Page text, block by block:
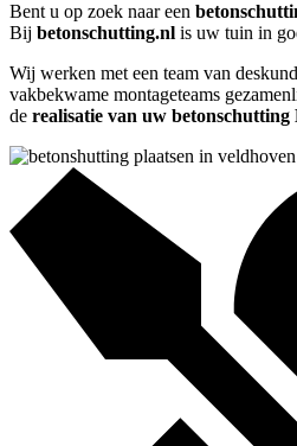
Bent u op zoek naar een
Bij betonschutting.nl is uw tuin in
Wij werken met een team van
vakbekwame montageteams
de realisatie van uw